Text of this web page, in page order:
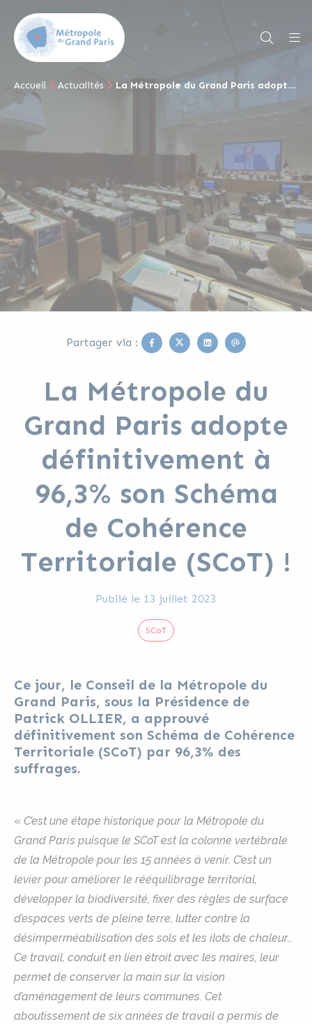
Accueil Actualités La Métropole du Grand Paris adopte définitivement à 96,3% son Schéma de Cohérence Territoriale (SCoT) !
Partager via : Facebook
TwitterLinkedinEmail
La Métropole du
Grand Paris adopte
définitivement à
96,3% son Schéma
de Cohérence
Territoriale (SCoT) !
Publié le 13 juillet 2023
SCoT
Ce jour, le Conseil de la Métropole du
Grand Paris, sous la Présidence de
Patrick OLLIER, a approuvé
définitivement son Schéma de Cohérence
Territoriale (SCoT) par 96,3% des
suffrages.
« C’est une étape historique pour la Métropole du
Grand Paris puisque le SCoT est la colonne vertébrale
de la Métropole pour les 15 années à venir. C’est un
levier pour améliorer le rééquilibrage territorial,
développer la biodiversité, fixer des règles de surface
d’espaces verts de pleine terre, lutter contre la
désimperméabilisation des sols et les ilots de chaleur…
Ce travail, conduit en lien étroit avec les maires, leur
permet de conserver la main sur la vision
d’aménagement de leurs communes. Cet
aboutissement de six années de travail a permis de